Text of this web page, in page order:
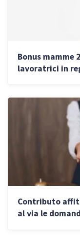
Bonus mamme
lavoratrici in
Contributo
al via le